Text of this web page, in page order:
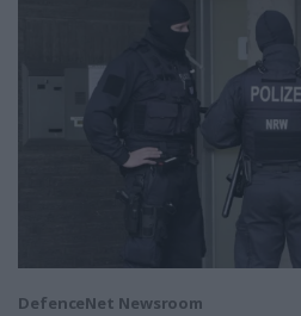
DefenceNet Newsroom